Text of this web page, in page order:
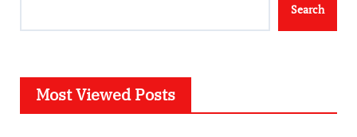
Search
Most Viewed Posts